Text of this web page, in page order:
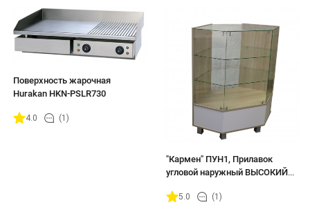
Поверхность жарочная
Hurakan HKN-PSLR730
4.0 (1)
"Кармен" ПУН1, Прилавок
угловой наружный ВЫСОКИЙ
белый)
5.0 (1)